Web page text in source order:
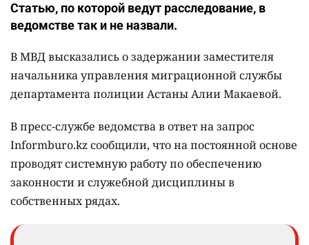
Статью, по которой ведут расследование, в
ведомстве так и не назвали.
В МВД высказались о задержании заместителя
начальника управления миграционной службы
департамента полиции Астаны Алии Макаевой.
В пресс-службе ведомства в ответ на запрос
Informburo.kz сообщили, что на постоянной основе
проводят системную работу по обеспечению
законности и служебной дисциплины в
собственных рядах.